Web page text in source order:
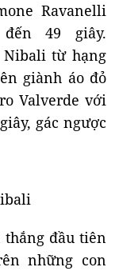
Ravanelli
đến 49 giây.
Nibali từ hạng
giành áo đỏ
Valverde với
gác ngược
thắng đầu tiên
những con